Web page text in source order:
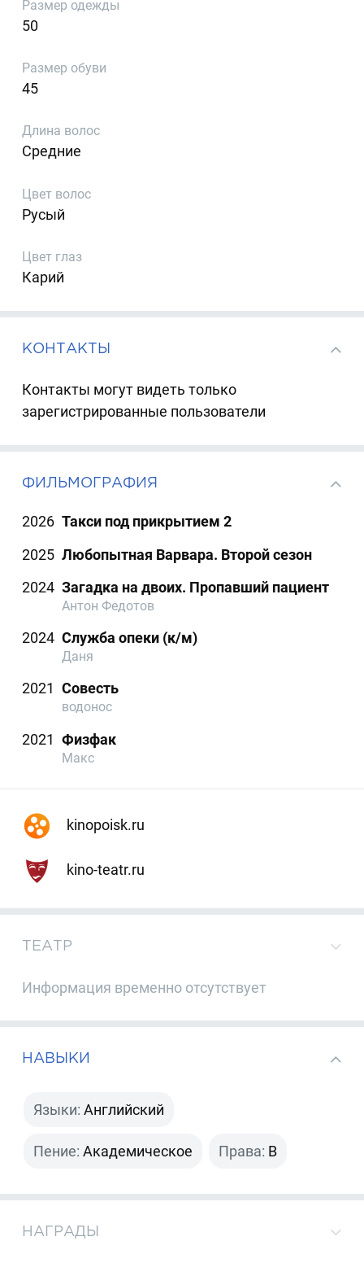
Размер одежды
50
Размер обуви
45
Длина волос
Средние
Цвет волос
Русый
Цвет глаз
Карий
КОНТАКТЫ
Контакты могут видеть только
зарегистрированные пользователи
ФИЛЬМОГРАФИЯ
2026 Такси под прикрытием 2
2025 Любопытная Варвара. Второй сезон
2024 Загадка на двоих. Пропавший пациент
Антон Федотов
2024 Служба опеки (к/м)
Даня
2021 Совесть
водонос
2021 Физфак
Макс
kinopoisk.ru
kino-teatr.ru
ТЕАТР
Информация временно отсутствует
НАВЫКИ
Языки: Английский
Пение: Академическое Права: B
НАГРАДЫ